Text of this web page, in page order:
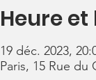
Heure et
19 déc. 2023,
Paris, 15 Rue du